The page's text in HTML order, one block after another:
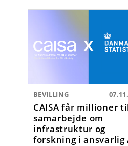
BEVILLING
CAISA får millioner
samarbejde om
infrastruktur og
forskning i ansvarlig